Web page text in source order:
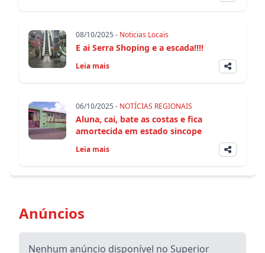
08/10/2025 - Noticias Locais
E ai Serra Shoping e a escada!!!!
Leia mais
06/10/2025 - NOTÍCIAS REGIONAIS
Aluna, cai, bate as costas e fica
amortecida em estado sincope
Leia mais
Anúncios
Nenhum anúncio disponível no Superior